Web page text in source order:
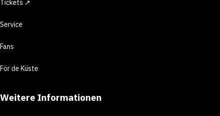
Tickets ↗
Service
Fans
För de Küste
Weitere Informationen